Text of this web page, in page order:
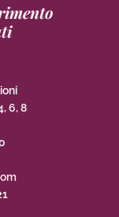
6, 8